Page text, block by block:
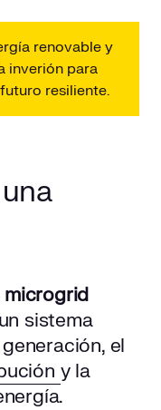
renovable y
inverión para
resiliente.
microgrid
sistema
el
y la